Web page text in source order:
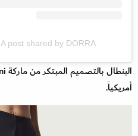
A post shared by DORRA درة. (@dorra_zarrouk)
أمريكياً.